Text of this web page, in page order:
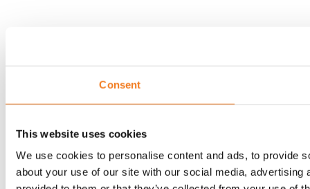
Consent
This website uses cookies
We use cookies to personalise content and ads, to provide
about your use of our site with our social media,